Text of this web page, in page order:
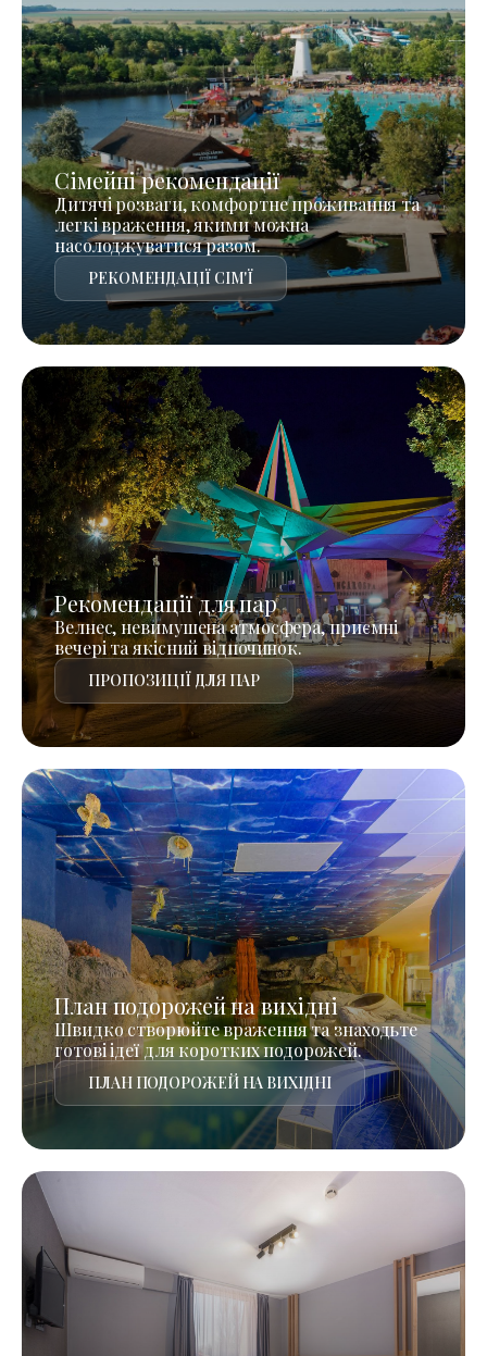
Сімейні рекомендації
Дитячі розваги, комфортне проживання та
легкі враження, якими можна
насолоджуватися разом.
РЕКОМЕНДАЦІЇ СІМ'Ї
Рекомендації для пар
Велнес, невимушена атмосфера, приємні
вечері та якісний відпочинок.
ПРОПОЗИЦІЇ ДЛЯ ПАР
План подорожей на вихідні
Швидко створюйте враження та знаходьте
готові ідеї для коротких подорожей.
ПЛАН ПОДОРОЖЕЙ НА ВИХІДНІ